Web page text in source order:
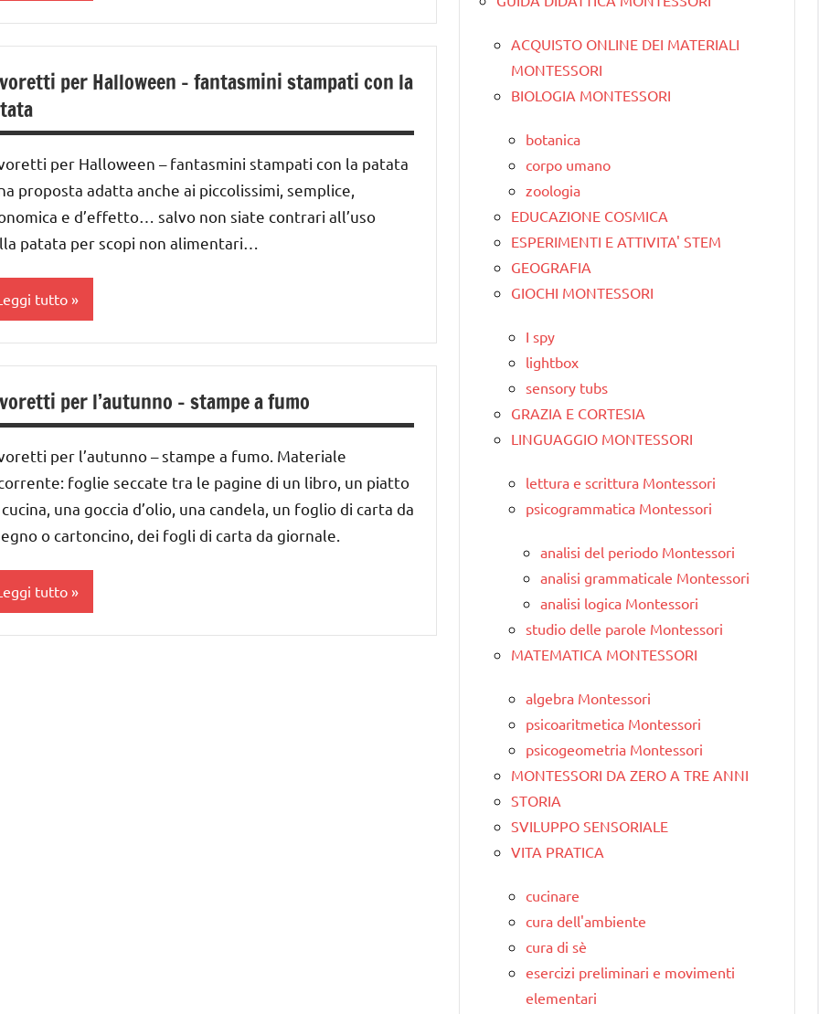
ETA'
GLI
da 0
GLI
ETA'
per Halloween – fantasmini stampati con la
per Halloween – fantasmini stampati con la patata
proposta adatta anche ai piccolissimi, semplice,
e d’effetto… salvo non siate contrari all’uso
patata per scopi non alimentari…
tutto
0
per l’autunno – stampe a fumo
per l’autunno – stampe a fumo. Materiale
foglie seccate tra le pagine di un libro, un piatto
una goccia d’olio, una candela, un foglio di carta da
o cartoncino, dei fogli di carta da giornale.
tutto
ACQUISTO ONLINE DEI MATERIALI
MONTESSORI
BIOLOGIA MONTESSORI
botanica
corpo umano
zoologia
EDUCAZIONE COSMICA
ESPERIMENTI E ATTIVITA' STEM
GEOGRAFIA
GIOCHI MONTESSORI
I spy
lightbox
sensory tubs
GRAZIA E CORTESIA
LINGUAGGIO MONTESSORI
lettura e scrittura Montessori
psicogrammatica Montessori
analisi del periodo Montessori
analisi grammaticale Montessori
analisi logica Montessori
studio delle parole Montessori
MATEMATICA MONTESSORI
algebra Montessori
psicoaritmetica Montessori
psicogeometria Montessori
MONTESSORI DA ZERO A TRE ANNI
STORIA
SVILUPPO SENSORIALE
VITA PRATICA
cucinare
cura dell'ambiente
cura di sè
esercizi preliminari e movimenti
elementari